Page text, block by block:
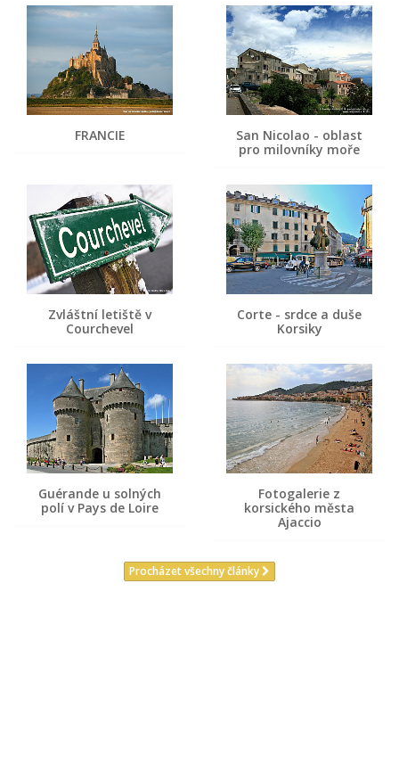
FRANCIE
San Nicolao - oblast
pro milovníky moře
Zvláštní letiště v
Courchevel
Corte - srdce a duše
Korsiky
Guérande u solných
polí v Pays de Loire
Fotogalerie z
korsického města
Ajaccio
Procházet všechny články